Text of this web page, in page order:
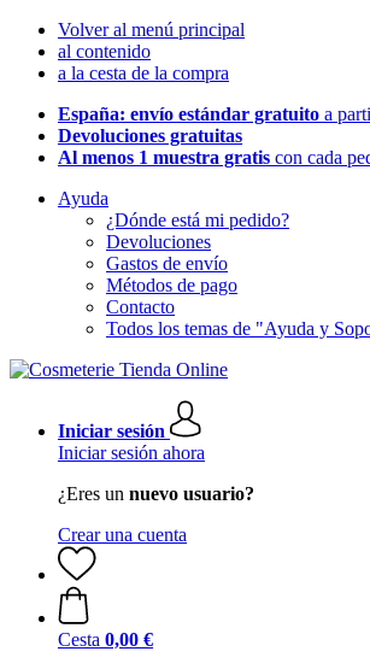
Volver al menú principal
al contenido
a la cesta de la compra
España: envío estándar gratuito a
Devoluciones gratuitas
Al menos 1 muestra gratis con cada
Ayuda
¿Dónde está mi pedido?
Devoluciones
Gastos de envío
Métodos de pago
Contacto
Todos los temas de "Ayuda y
Iniciar sesión
Iniciar sesión ahora
¿Eres un nuevo usuario?
Crear una cuenta
Cesta 0,00 €